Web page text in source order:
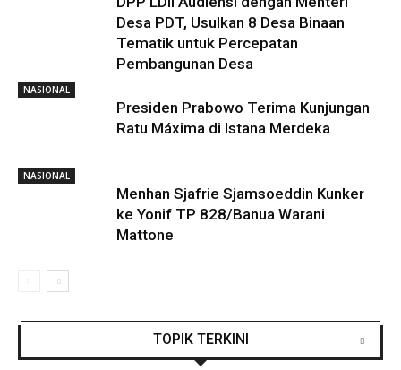
Desa PDT, Usulkan 8 Desa Binaan
Tematik untuk Percepatan
Pembangunan Desa
NASIONAL
Presiden Prabowo Terima Kunjungan
Ratu Máxima di Istana Merdeka
NASIONAL
Menhan Sjafrie Sjamsoeddin Kunker
ke Yonif TP 828/Banua Warani
Mattone
TOPIK TERKINI